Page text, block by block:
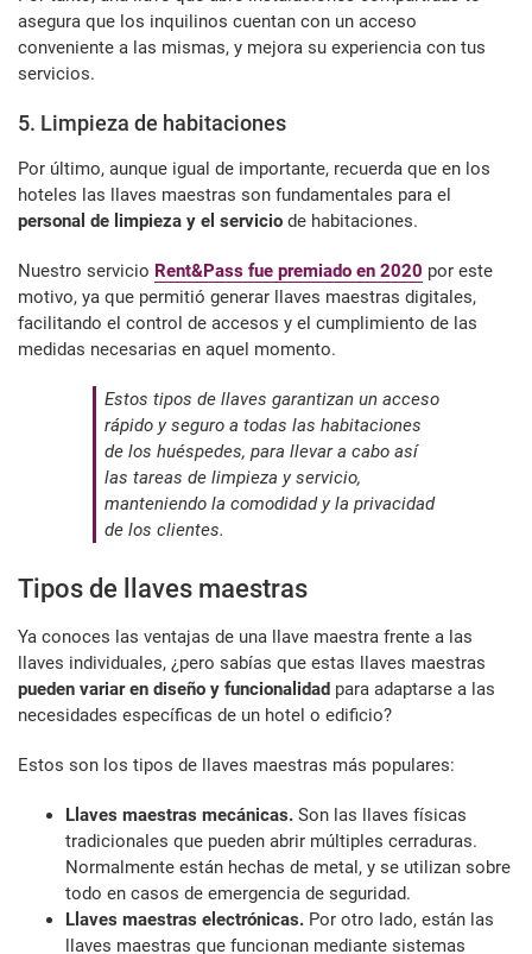
asegura que los inquilinos cuentan con un acceso
conveniente a las mismas, y mejora su experiencia con tus
servicios.
5. Limpieza de habitaciones
Por último, aunque igual de importante, recuerda que en los
hoteles las llaves maestras son fundamentales para el
personal de limpieza y el servicio de habitaciones.
Nuestro servicio Rent&Pass fue premiado en 2020 por este
motivo, ya que permitió generar llaves maestras digitales,
facilitando el control de accesos y el cumplimiento de las
medidas necesarias en aquel momento.
Estos tipos de llaves garantizan un acceso
rápido y seguro a todas las habitaciones
de los huéspedes, para llevar a cabo así
las tareas de limpieza y servicio,
manteniendo la comodidad y la privacidad
de los clientes.
Tipos de llaves maestras
Ya conoces las ventajas de una llave maestra frente a las
llaves individuales, ¿pero sabías que estas llaves maestras
pueden variar en diseño y funcionalidad para adaptarse a las
necesidades específicas de un hotel o edificio?
Estos son los tipos de llaves maestras más populares:
Llaves maestras mecánicas. Son las llaves físicas
tradicionales que pueden abrir múltiples cerraduras.
Normalmente están hechas de metal, y se utilizan sobre
todo en casos de emergencia de seguridad.
Llaves maestras electrónicas. Por otro lado, están las
llaves maestras que funcionan mediante sistemas